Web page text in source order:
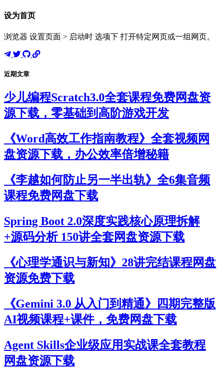
设为首页
浏览器 设置页面 > 启动时 选项下 打开特定网页或一组网页。
近期文章
少儿编程Scratch3.0全套课程免费网盘资
源下载，零基础到高阶游戏开发
《Word高效工作指南教程》全套视频网
盘资源下载，办公效率倍增秘籍
《李越如何防止另一半出轨》全6集音频
课程免费网盘下载
Spring Boot 2.0深度实践核心原理拆解
+源码分析 150讲全套网盘资源下载
《心理学通识与新知》28讲完结课程网盘
资源免费下载
《Gemini 3.0 从入门到精通》四期完整版
AI视频课程+课件，免费网盘下载
Agent Skills企业级应用实战课全套教程
网盘资源下载